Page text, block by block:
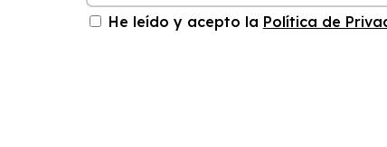
He leído y acepto la Política de